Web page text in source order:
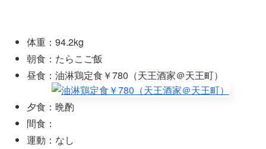
体重：94.2kg
朝食：たらこご飯
昼食：油淋鶏定食￥780（天王酒家＠天王町）
夕食：晩酌
間食：
運動：なし